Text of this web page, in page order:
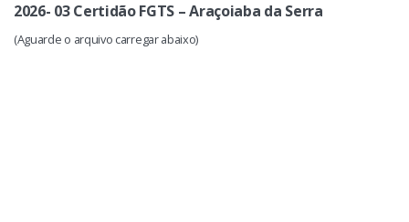
2026- 03 Certidão FGTS – Araçoiaba da Serra
(Aguarde o arquivo carregar abaixo)